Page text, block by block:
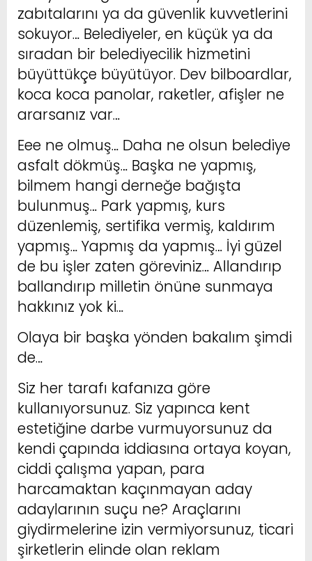
zabıtalarını ya da güvenlik kuvvetlerini
sokuyor… Belediyeler, en küçük ya da
sıradan bir belediyecilik hizmetini
büyüttükçe büyütüyor. Dev bilboardlar,
koca koca panolar, raketler, afişler ne
ararsanız var…
Eee ne olmuş… Daha ne olsun belediye
asfalt dökmüş… Başka ne yapmış,
bilmem hangi derneğe bağışta
bulunmuş… Park yapmış, kurs
düzenlemiş, sertifika vermiş, kaldırım
yapmış… Yapmış da yapmış… İyi güzel
de bu işler zaten göreviniz… Allandırıp
ballandırıp milletin önüne sunmaya
hakkınız yok ki…
Olaya bir başka yönden bakalım şimdi
de…
Siz her tarafı kafanıza göre
kullanıyorsunuz. Siz yapınca kent
estetiğine darbe vurmuyorsunuz da
kendi çapında iddiasına ortaya koyan,
ciddi çalışma yapan, para
harcamaktan kaçınmayan aday
adaylarının suçu ne? Araçlarını
giydirmelerine izin vermiyorsunuz, ticari
şirketlerin elinde olan reklam